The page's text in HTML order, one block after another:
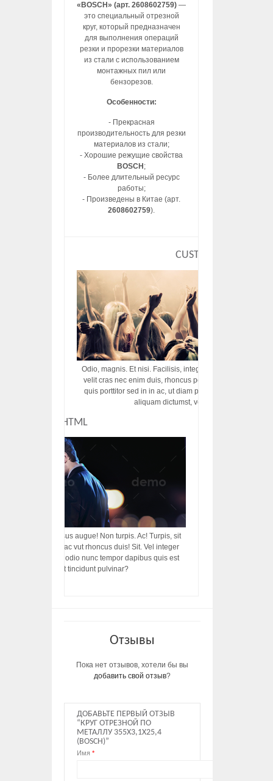
«BOSCH» (арт. 2608602759) —
это специальный отрезной
круг, который предназначен
для выполнения операций
резки и прорезки материалов
из стали с использованием
монтажных пил или
бензорезов.
Особенности:
- Прекрасная
производительность для резки
материалов из стали;
- Хорошие режущие свойства
BOSCH ;
- Более длительный ресурс
работы;
- Произведены в Китае (арт.
2608602759).
CUSTOM HTML
Odio, magnis. Et nisi. Facilisis, integer! Risus augue! Non
velit cras nec enim duis, rhoncus porttitor ac vut rhoncus
quis porttitor sed in in ac, ut diam porttitor odio nunc
aliquam dictumst, vel amet tincidunt
CUSTOM HTML
integer! Risus augue! Non turpis. Ac! Turpis, sit
rhoncus porttitor ac vut rhoncus duis! Sit. Vel integer
ut diam porttitor odio nunc tempor dapibus quis est
dictumst, vel amet tincidunt pulvinar?
Отзывы
Пока нет отзывов, хотели бы вы
добавить свой отзыв?
ДОБАВЬТЕ ПЕРВЫЙ ОТЗЫВ
“КРУГ ОТРЕЗНОЙ ПО
МЕТАЛЛУ 355Х3,1Х25,4
(BOSCH)”
Имя *